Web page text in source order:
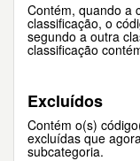
Contém, quando a
classificação, o
segundo a outra
classificação
Excluídos
Contém o(s)
excluídas que
subcategoria.